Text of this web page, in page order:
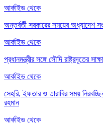
আর্কাইভ থেকে
অন্তর্বর্তী সরকারের সময়ের অধ্যাদেশ
আর্কাইভ থেকে
প্রধানমন্ত্রীর সঙ্গে সৌদি রাষ্ট্রদূতের
আর্কাইভ থেকে
সেহরি, ইফতার ও তারাবির সময়
রহমান
আর্কাইভ থেকে